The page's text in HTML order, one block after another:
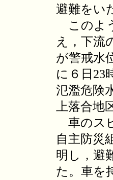
避難をい
このよ
え，下流
が警戒水
に６日23
氾濫危険
上落合
車のス
自主防災
明し，避
た。車を